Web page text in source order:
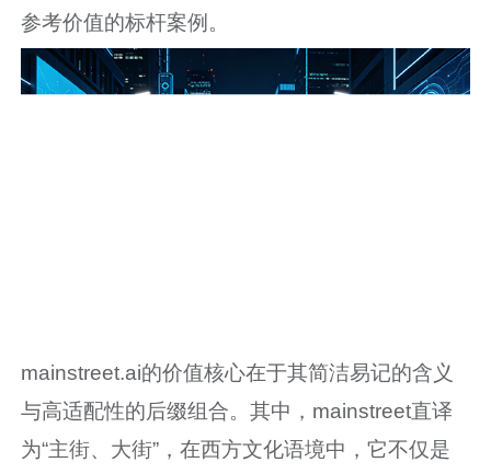
参考价值的标杆案例。
mainstreet.ai的价值核心在于其简洁易记的含义
与高适配性的后缀组合。其中，mainstreet直译
为“主街、大街”，在西方文化语境中，它不仅是